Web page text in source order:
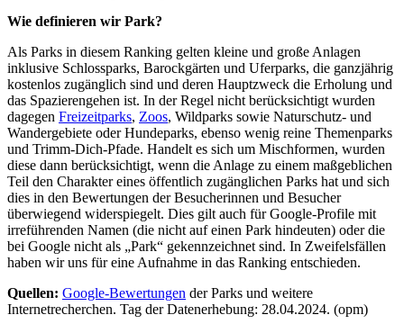
Wie definieren wir Park?
Als Parks in diesem Ranking gelten kleine und große Anlagen
inklusive Schlossparks, Barockgärten und Uferparks, die ganzjährig
kostenlos zugänglich sind und deren Hauptzweck die Erholung und
das Spazierengehen ist. In der Regel nicht berücksichtigt wurden
dagegen Freizeitparks, Zoos, Wildparks sowie Naturschutz- und
Wandergebiete oder Hundeparks, ebenso wenig reine Themenparks
und Trimm-Dich-Pfade. Handelt es sich um Mischformen, wurden
diese dann berücksichtigt, wenn die Anlage zu einem maßgeblichen
Teil den Charakter eines öffentlich zugänglichen Parks hat und sich
dies in den Bewertungen der Besucherinnen und Besucher
überwiegend widerspiegelt. Dies gilt auch für Google-Profile mit
irreführenden Namen (die nicht auf einen Park hindeuten) oder die
bei Google nicht als „Park“ gekennzeichnet sind. In Zweifelsfällen
haben wir uns für eine Aufnahme in das Ranking entschieden.
Quellen: Google-Bewertungen der Parks und weitere
Internetrecherchen. Tag der Datenerhebung: 28.04.2024. (opm)